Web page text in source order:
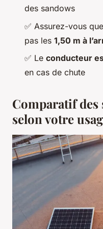
des sandows
✅ Assurez-vous
pas les 1,50 m à
✅ Le conducteur
en cas de chute
Comparatif des
selon votre